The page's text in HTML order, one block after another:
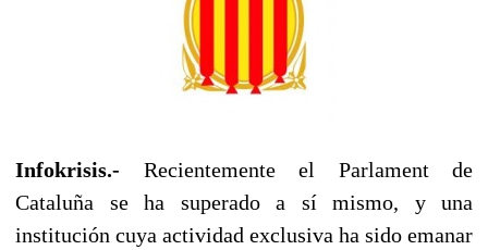
Infokrisis.- Recientemente el Parlament de
Cataluña se ha superado a sí mismo, y una
institución cuya actividad exclusiva ha sido emanar